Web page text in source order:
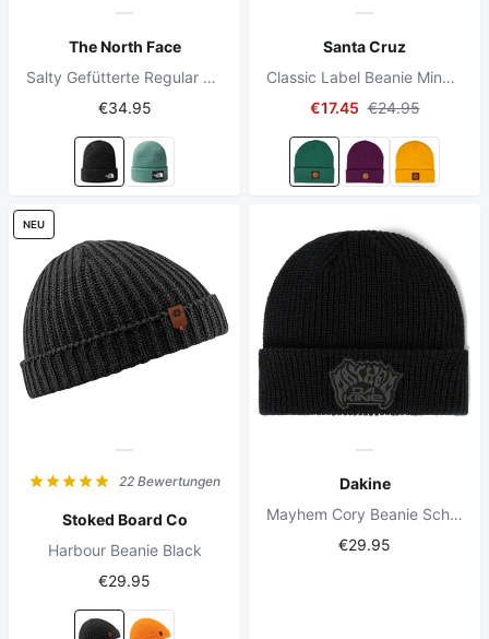
The North Face
Salty Gefütterte Regular Beanie TNF Schwarz
€34.95
Santa Cruz
Classic Label Beanie Mineral Green
€17.45 €24.95
22 Bewertungen
Stoked Board Co
Harbour Beanie Black
€29.95
NEU
Dakine
Mayhem Cory Beanie Schwarz
€29.95